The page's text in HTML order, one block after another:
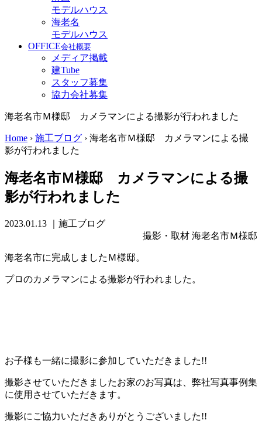
モデルハウス
海老名
モデルハウス
OFFICE会社概要
メディア掲載
建Tube
スタッフ募集
協力会社募集
海老名市Ｍ様邸 カメラマンによる撮影が行われました
Home › 施工ブログ › 海老名市Ｍ様邸 カメラマンによる撮
影が行われました
海老名市Ｍ様邸 カメラマンによる撮
影が行われました
2023.01.13
｜施工ブログ
撮影・取材 海老名市Ｍ様邸
海老名市に完成しましたＭ様邸。
プロのカメラマンによる撮影が行われました。
お子様も一緒に撮影に参加していただきました!!
撮影させていただきましたお家のお写真は、弊社写真事例集
に使用させていただきます。
撮影にご協力いただきありがとうございました!!